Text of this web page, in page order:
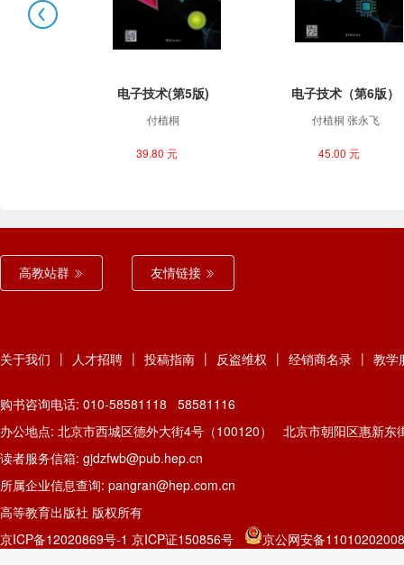
电子技术(第5版)
付植桐
39.80 元
电子技术（第6版）
付植桐 张永飞
45.00 元
高教站群 友情链接
关于我们 | 人才招聘 | 投稿指南 | 反盗维权 | 经销商名录 | 教学
购书咨询电话: 010-58581118 58581116
办公地点: 北京市西城区德外大街4号（100120） 北京市朝阳区惠新东
读者服务信箱: gjdzfwb@pub.hep.cn
所属企业信息查询: pangran@hep.com.cn
高等教育出版社 版权所有
京ICP备12020869号-1 京ICP证150856号 京公网安备